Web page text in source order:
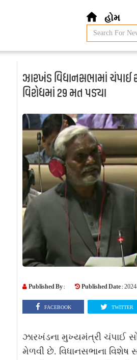
હોમ
ઝારખંડ વિધાનસભામાં ચંપાઈ
વિરોધમાં 29 મત પડ્યા
Published By : Published Date :
FACEBOOK TWITTER
ઝારખંડના મુખ્યમંત્રી ચંપાઈ
મેળવી છે. વિધાનસભાના વિશેષ